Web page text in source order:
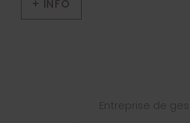
+ INFO
Entreprise de